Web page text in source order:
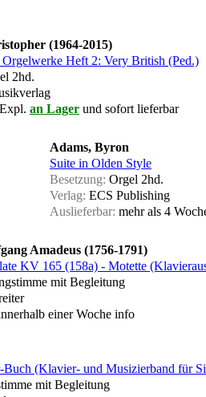
(1964-2015)
Heft 2: Very British (Ped.)
2hd.
an Lager und sofort lieferbar
Adams, Byron
Suite in Olden Style
Besetzung: Orgel 2hd.
Verlag: ECS Publishing
Auslieferbar: mehr als 4
Amadeus (1756-1791)
KV 165 (158a) - Motette
mit Begleitung
einer Woche info
Buch (Klavier- und Musizierband für
mit Begleitung